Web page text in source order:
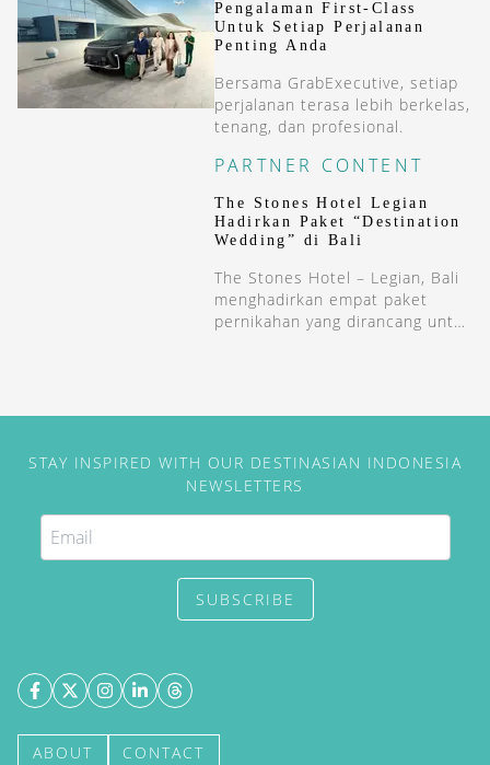
beragam pengalaman khas Bali.
Pengalaman First-Class
Untuk Setiap Perjalanan
Penting Anda
Bersama GrabExecutive, setiap
perjalanan terasa lebih berkelas,
tenang, dan profesional.
PARTNER CONTENT
The Stones Hotel Legian
Hadirkan Paket “Destination
Wedding” di Bali
The Stones Hotel – Legian, Bali
menghadirkan empat paket
pernikahan yang dirancang untuk
STAY INSPIRED WITH OUR DESTINASIAN INDONESIA
NEWSLETTERS
SUBSCRIBE
ABOUT CONTACT